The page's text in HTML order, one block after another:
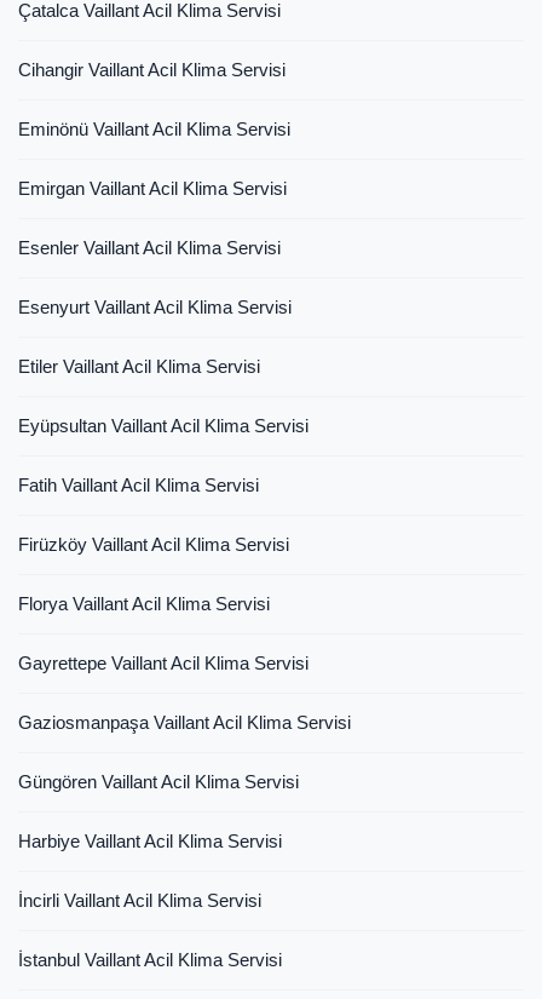
Çatalca Vaillant Acil Klima Servisi
Cihangir Vaillant Acil Klima Servisi
Eminönü Vaillant Acil Klima Servisi
Emirgan Vaillant Acil Klima Servisi
Esenler Vaillant Acil Klima Servisi
Esenyurt Vaillant Acil Klima Servisi
Etiler Vaillant Acil Klima Servisi
Eyüpsultan Vaillant Acil Klima Servisi
Fatih Vaillant Acil Klima Servisi
Firüzköy Vaillant Acil Klima Servisi
Florya Vaillant Acil Klima Servisi
Gayrettepe Vaillant Acil Klima Servisi
Gaziosmanpaşa Vaillant Acil Klima Servisi
Güngören Vaillant Acil Klima Servisi
Harbiye Vaillant Acil Klima Servisi
İncirli Vaillant Acil Klima Servisi
İstanbul Vaillant Acil Klima Servisi